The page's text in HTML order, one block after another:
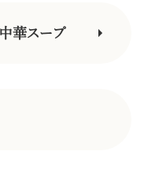
華スープ